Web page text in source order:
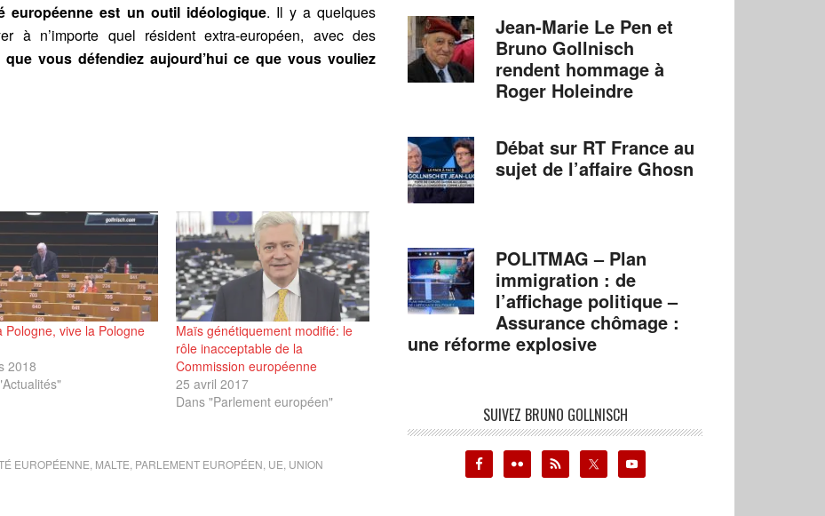
européenne est un outil idéologique. Il y a quelques
à n’importe quel résident extra-européen, avec des
vous défendiez aujourd’hui ce que vous vouliez
Pologne, vive la Pologne
2018
Maïs génétiquement modifié: le
rôle inacceptable de la
Commission européenne
25 avril 2017
Dans "Parlement européen"
EUROPÉENNE MALTE PARLEMENT EUROPÉEN UE UNION
Jean-Marie Le Pen et
Bruno Gollnisch
rendent hommage à
Roger Holeindre
Débat sur RT France au
sujet de l’affaire Ghosn
POLITMAG – Plan
immigration : de
l’affichage politique –
Assurance chômage :
une réforme explosive
SUIVEZ BRUNO GOLLNISCH